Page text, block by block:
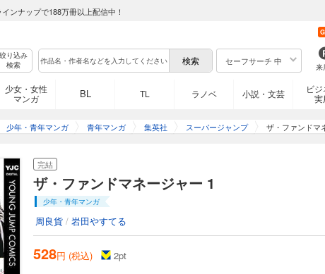
ンナップで188万冊以上配信中！
絞り込み
検索
セーフサーチ 中
来
少女・女性
マンガ
BL TL ラノベ 小説・文芸
ビジ
実
少年・青年マンガ 青年マンガ 集英社 スーパージャンプ ザ・ファンドマ
完結
ザ・ファンドマネージャー 1
少年・青年マンガ
周良貨 / 岩田やすてる
528円 (税込) 2pt